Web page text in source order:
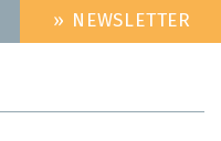
HEADER
MENU
» NEWSLETTER